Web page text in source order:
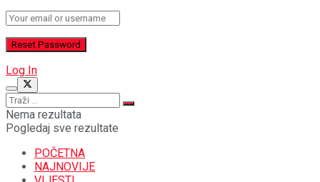
Log In
Nema rezultata
Pogledaj sve rezultate
POČETNA
NAJNOVIJE